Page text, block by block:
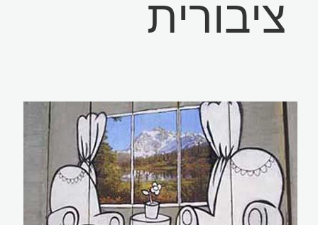
ציבורית